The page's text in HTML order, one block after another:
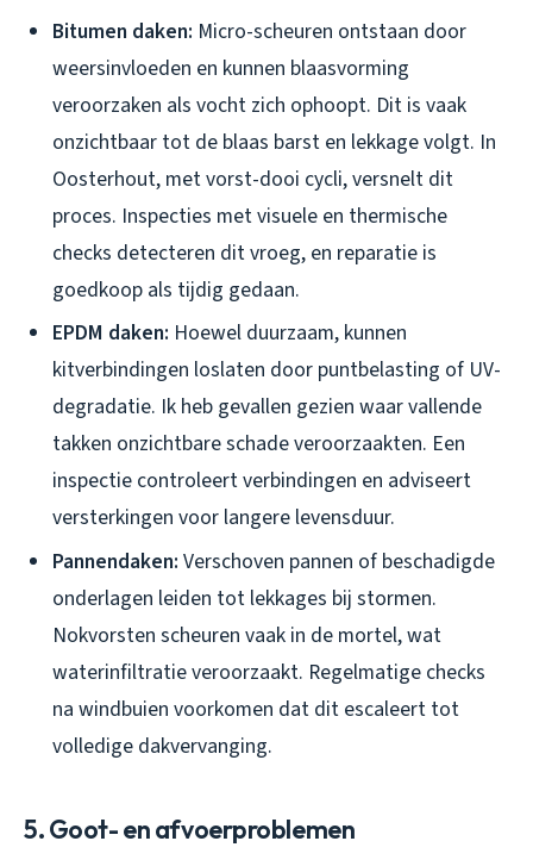
Bitumen daken: Micro-scheuren ontstaan door
weersinvloeden en kunnen blaasvorming
veroorzaken als vocht zich ophoopt. Dit is vaak
onzichtbaar tot de blaas barst en lekkage volgt. In
Oosterhout, met vorst-dooi cycli, versnelt dit
proces. Inspecties met visuele en thermische
checks detecteren dit vroeg, en reparatie is
goedkoop als tijdig gedaan.
EPDM daken: Hoewel duurzaam, kunnen
kitverbindingen loslaten door puntbelasting of UV-
degradatie. Ik heb gevallen gezien waar vallende
takken onzichtbare schade veroorzaakten. Een
inspectie controleert verbindingen en adviseert
versterkingen voor langere levensduur.
Pannendaken: Verschoven pannen of beschadigde
onderlagen leiden tot lekkages bij stormen.
Nokvorsten scheuren vaak in de mortel, wat
waterinfiltratie veroorzaakt. Regelmatige checks
na windbuien voorkomen dat dit escaleert tot
volledige dakvervanging.
5. Goot- en afvoerproblemen